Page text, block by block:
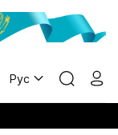
Рус